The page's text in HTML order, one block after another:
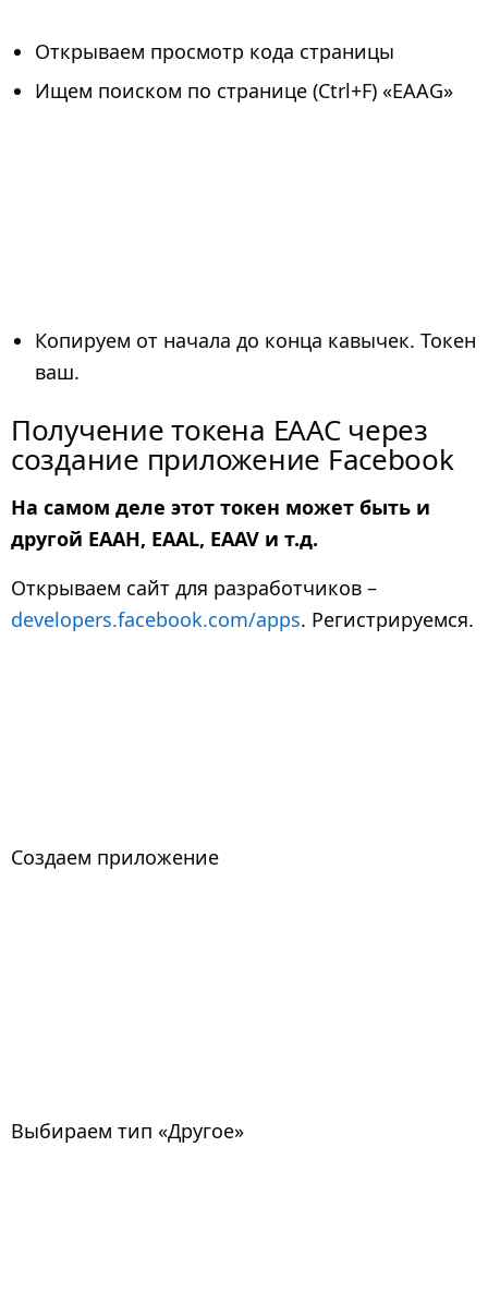
Открываем просмотр кода страницы
Ищем поиском по странице (Ctrl+F) «EAAG»
Копируем от начала до конца кавычек. Токен
ваш.
Получение токена EAAC через
создание приложение Facebook
На самом деле этот токен может быть и
другой EAAH, EAAL, EAAV и т.д.
Открываем сайт для разработчиков –
developers.facebook.com/apps. Регистрируемся.
Создаем приложение
Выбираем тип «Другое»